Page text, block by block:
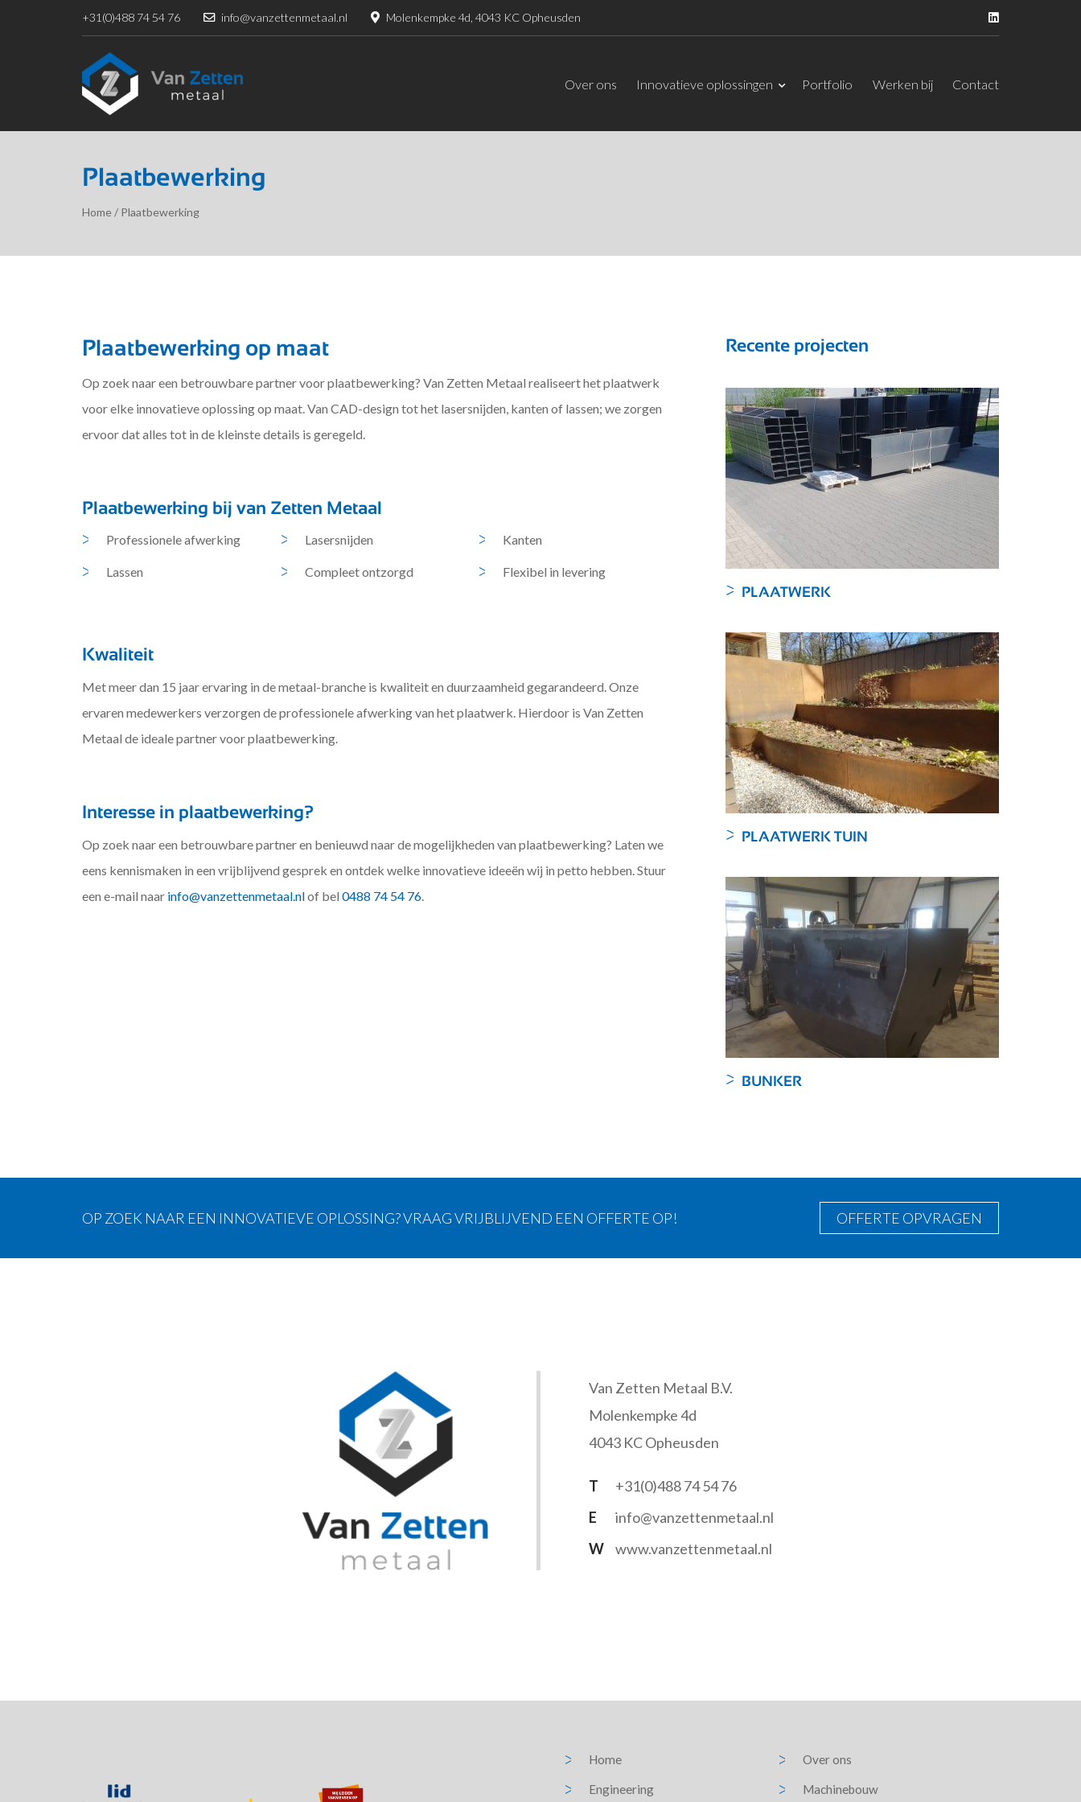
+31(0)488 74 54 76 info@vanzettenmetaal.nl Molenkempke 4d, 4043 KC Opheusden
Over ons Innovatieve oplossingen Portfolio Werken bij Contact
Plaatbewerking
Home/ Plaatbewerking
Plaatbewerking op maat
Op zoek naar een betrouwbare partner voor plaatbewerking? Van Zetten Metaal realiseert het plaatwerk
voor elke innovatieve oplossing op maat. Van CAD-design tot het lasersnijden, kanten of lassen; we zorgen
ervoor dat alles tot in de kleinste details is geregeld.
Plaatbewerking bij van Zetten Metaal
Professionele afwerking Lasersnijden Kanten
Lassen Compleet ontzorgd Flexibel in levering
Kwaliteit
Met meer dan 15 jaar ervaring in de metaal-branche is kwaliteit en duurzaamheid gegarandeerd. Onze
ervaren medewerkers verzorgen de professionele afwerking van het plaatwerk. Hierdoor is Van Zetten
Metaal de ideale partner voor plaatbewerking.
Interesse in plaatbewerking?
Op zoek naar een betrouwbare partner en benieuwd naar de mogelijkheden van plaatbewerking? Laten we
eens kennismaken in een vrijblijvend gesprek en ontdek welke innovatieve ideeën wij in petto hebben. Stuur
een e-mail naar info@vanzettenmetaal.nlof bel 0488 74 54 76.
Recente projecten
PLAATWERK
PLAATWERK TUIN
BUNKER
OP ZOEK NAAR EEN INNOVATIEVE OPLOSSING? VRAAG VRIJBLIJVEND EEN OFFERTE OP! OFFERTE OPVRAGEN
Van Zetten Metaal B.V.
Molenkempke 4d
4043 KC Opheusden
T
+31(0)488 74 54 76
E
info@vanzettenmetaal.nl
W
www.vanzettenmetaal.nl
Home Over ons
Engineering Machinebouw